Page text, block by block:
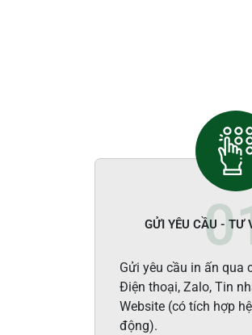
GỬI YÊU CẦU - TƯ
Gửi yêu cầu in ấn qua
Điện thoại, Zalo, Tin
Website (có tích hợp
động).